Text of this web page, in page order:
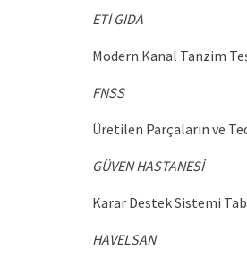
ETİ GIDA
Modern Kanal Tanzim
FNSS
Üretilen Parçaların ve
GÜVEN HASTANESİ
Karar Destek Sistemi
HAVELSAN